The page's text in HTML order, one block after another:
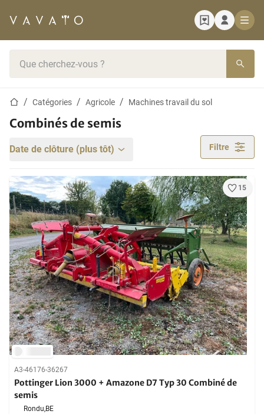
Page d'accueil
Catégories Agricole Machines travail du sol
Combinés de semis
Date de clôture (plus tôt) Filtre
15
A3-46176-36267
Pottinger Lion 3000 + Amazone D7 Typ 30 Combiné de
semis
Rondu,BE